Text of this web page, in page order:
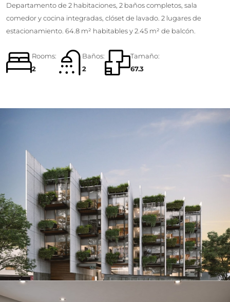
Departamento de 2 habitaciones, 2 baños completos, sala
comedor y cocina integradas, clóset de lavado. 2 lugares de
estacionamiento. 64.8 m² habitables y 2.45 m² de balcón.
Rooms:
2
Baños:
2
Tamaño:
67.3